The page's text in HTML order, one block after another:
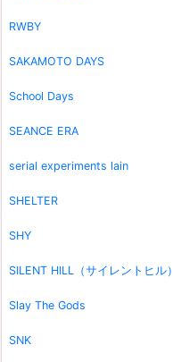
RWBY
SAKAMOTO DAYS
School Days
SEANCE ERA
serial experiments lain
SHELTER
SHY
SILENT HILL（サイレントヒル）
Slay The Gods
SNK